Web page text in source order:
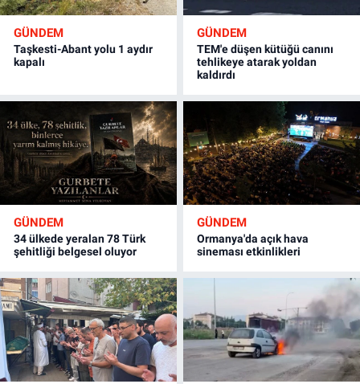
GÜNDEM
Taşkesti-Abant yolu 1 aydır
kapalı
GÜNDEM
TEM'e düşen kütüğü canını
tehlikeye atarak yoldan
kaldırdı
GÜNDEM
34 ülkede yeralan 78 Türk
şehitliği belgesel oluyor
GÜNDEM
Ormanya'da açık hava
sineması etkinlikleri